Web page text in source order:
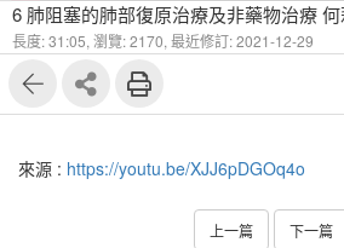
6 肺阻塞的肺部復原治療及非藥物治療
長度: 31:05, 瀏覽: 2170, 最近修訂: 2021-12-29
來源 : https://youtu.be/XJJ6pDGOq4o
上一篇 下一篇